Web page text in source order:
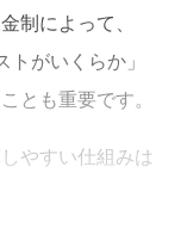
制によって、
がいくらか」
とも重要です。
やすい仕組みは